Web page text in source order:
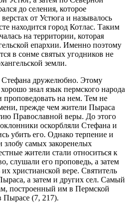
до селения, которое
от Устюга и называлось
находится город Котлас. Таким
на территории, которая
епархии. Именно поэтому
в сонме святых угодников не
земли.
дружелюбно. Этому
знал язык пермского народа
проповедовать на нем. Тем не
прежде чем жители Пыраса
Православной веры. До этого
оскорбляли Стефана и
убить его. Однако терпение и
злобу самых закоренелых
жители стали относиться к
слушали его проповедь, а затем
христианской вере. Святитель
а затем и других сел. Самый
построенный им в Пермской
Пырасе (7, 217).